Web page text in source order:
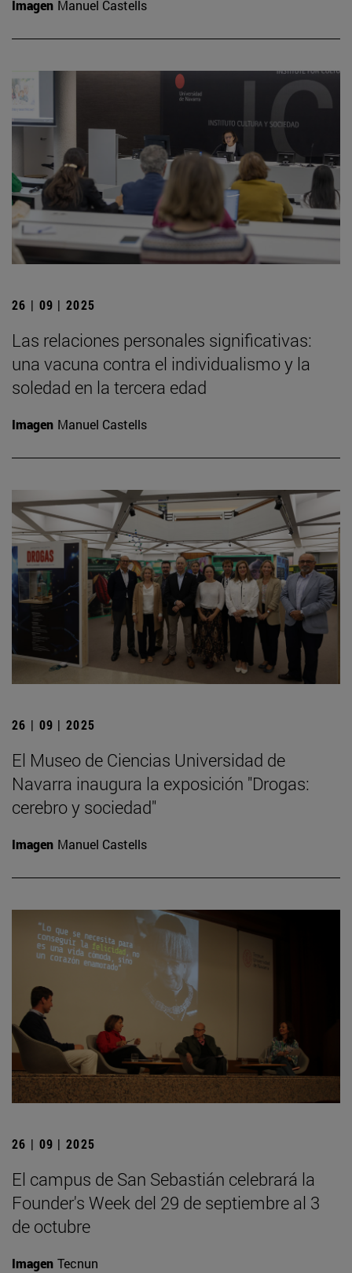
Imagen Manuel Castells
26 | 09 | 2025
Las relaciones personales significativas:
una vacuna contra el individualismo y la
soledad en la tercera edad
Imagen Manuel Castells
26 | 09 | 2025
El Museo de Ciencias Universidad de
Navarra inaugura la exposición "Drogas:
cerebro y sociedad"
Imagen Manuel Castells
26 | 09 | 2025
El campus de San Sebastián celebrará la
Founder's Week del 29 de septiembre al 3
de octubre
Imagen Tecnun